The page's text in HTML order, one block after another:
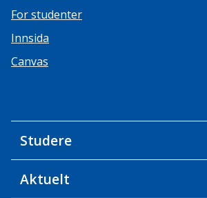
For studenter
Innsida
Canvas
Studere
Aktuelt